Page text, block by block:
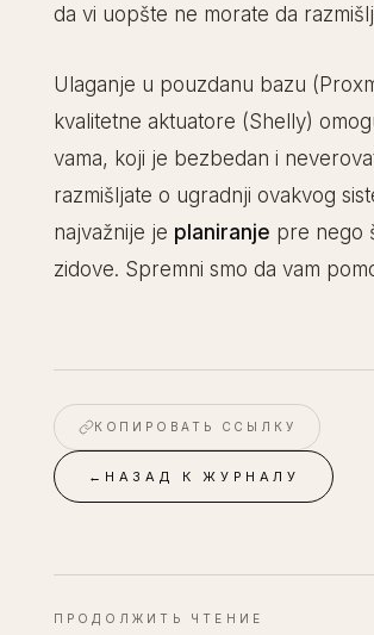
da vi uopšte ne morate da
Ulaganje u pouzdanu bazu
kvalitetne aktuatore (Shelly)
vama, koji je bezbedan i
razmišljate o ugradnji ovakvog
najvažnije je planiranje pre nego
zidove. Spremni smo da vam
КОПИРОВАТЬ ССЫЛКУ
← НАЗАД К ЖУРНАЛУ
ПРОДОЛЖИТЬ ЧТЕНИЕ